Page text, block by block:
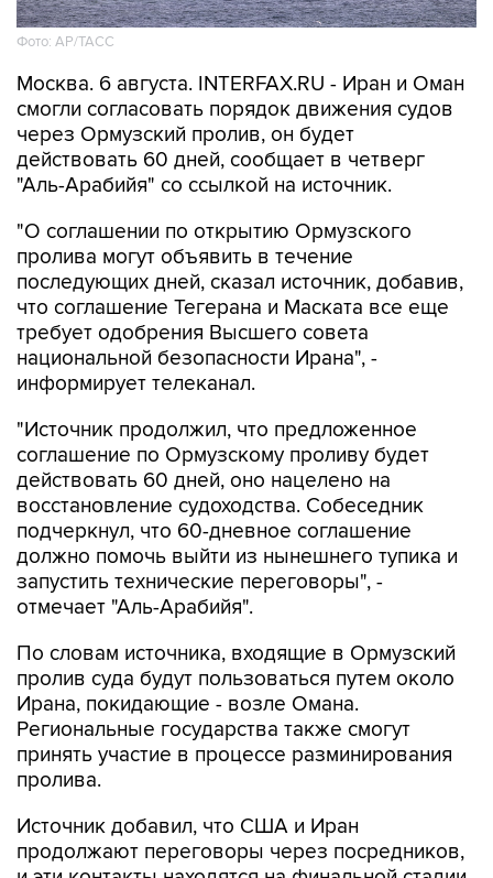
Фото: AP/ТАСС
Москва. 6 августа. INTERFAX.RU - Иран и Оман
смогли согласовать порядок движения судов
через Ормузский пролив, он будет
действовать 60 дней, сообщает в четверг
"Аль-Арабийя" со ссылкой на источник.
"О соглашении по открытию Ормузского
пролива могут объявить в течение
последующих дней, сказал источник, добавив,
что соглашение Тегерана и Маската все еще
требует одобрения Высшего совета
национальной безопасности Ирана", -
информирует телеканал.
"Источник продолжил, что предложенное
соглашение по Ормузскому проливу будет
действовать 60 дней, оно нацелено на
восстановление судоходства. Собеседник
подчеркнул, что 60-дневное соглашение
должно помочь выйти из нынешнего тупика и
запустить технические переговоры", -
отмечает "Аль-Арабийя".
По словам источника, входящие в Ормузский
пролив суда будут пользоваться путем около
Ирана, покидающие - возле Омана.
Региональные государства также смогут
принять участие в процессе разминирования
пролива.
Источник добавил, что США и Иран
продолжают переговоры через посредников,